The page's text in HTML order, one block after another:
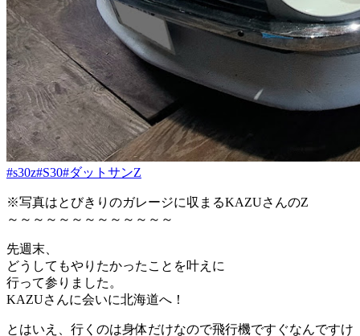
#s30z#S30#ダットサンZ
※写真はとびきりのガレージに収まるKAZUさんのZ
～～～～～～～～～～～～～
先週末、
どうしてもやりたかったことを叶えに
行って参りました。
KAZUさんに会いに北海道へ！
とはいえ、行くのは身体だけなので飛行機ですぐなんですけ